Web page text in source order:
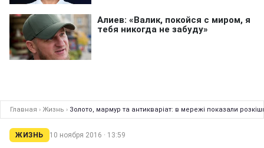
Главная › Жизнь › Золото, мармур та антикваріат: в мережі показали
ЖИЗНЬ 10 ноября 2016 · 13:59